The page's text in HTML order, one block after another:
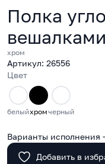
Полка
хром
Артикул: 26556
Цвет
белыйхромчерный
Варианты исполнения
Добавить в